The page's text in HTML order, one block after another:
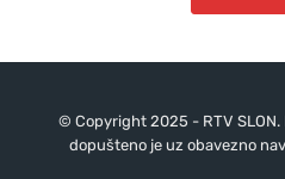
© Copyright 2025 - RTV
dopušteno je uz obavezno